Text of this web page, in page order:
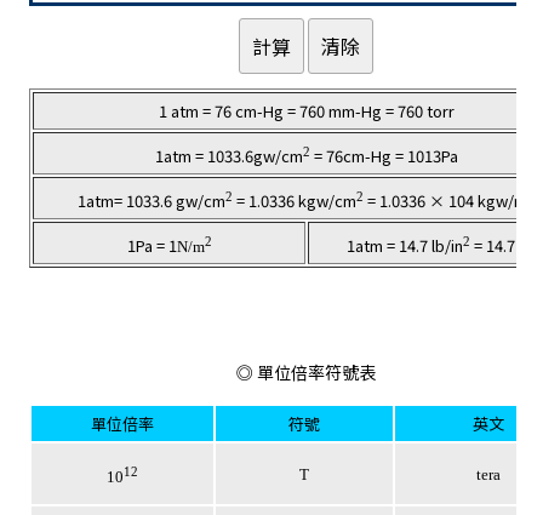
1 atm = 76 cm-Hg = 760 mm-Hg = 760 torr
1atm = 1033.6gw/cm2 = 76cm-Hg = 1013Pa
1atm= 1033.6 gw/cm2 = 1.0336 kgw/cm2 = 1.0336 × 104 kgw/m
1Pa = 1N/m2 1atm = 14.7 lb/in2 = 14.7 psi
◎ 單位倍率符號表
單位倍率 符號 英文
1012 T tera